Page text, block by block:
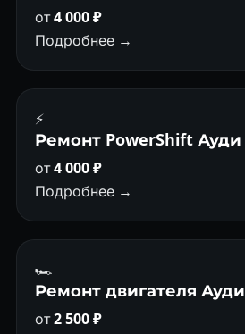
от4 000 ₽
Подробнее →
⚡
Ремонт PowerShift Ауди
от4 000 ₽
Подробнее →
🏎
Ремонт двигателя Ауди
от2 500 ₽